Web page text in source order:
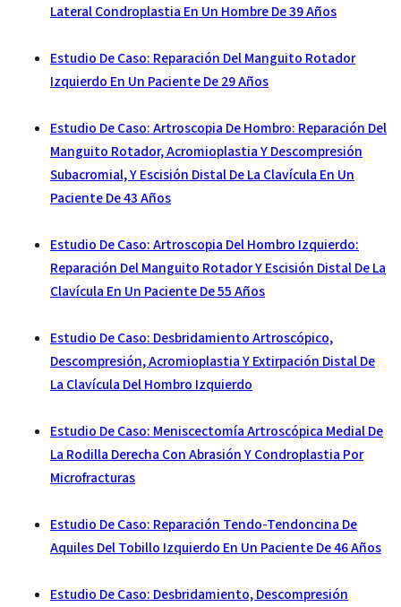
Lateral Condroplastia En Un Hombre De 39 Años
Estudio De Caso: Reparación Del Manguito Rotador
Izquierdo En Un Paciente De 29 Años
Estudio De Caso: Artroscopia De Hombro: Reparación Del
Manguito Rotador, Acromioplastia Y Descompresión
Subacromial, Y Escisión Distal De La Clavícula En Un
Paciente De 43 Años
Estudio De Caso: Artroscopia Del Hombro Izquierdo:
Reparación Del Manguito Rotador Y Escisión Distal De La
Clavícula En Un Paciente De 55 Años
Estudio De Caso: Desbridamiento Artroscópico,
Descompresión, Acromioplastia Y Extirpación Distal De
La Clavícula Del Hombro Izquierdo
Estudio De Caso: Meniscectomía Artroscópica Medial De
La Rodilla Derecha Con Abrasión Y Condroplastia Por
Microfracturas
Estudio De Caso: Reparación Tendo-Tendoncina De
Aquiles Del Tobillo Izquierdo En Un Paciente De 46 Años
Estudio De Caso: Desbridamiento, Descompresión